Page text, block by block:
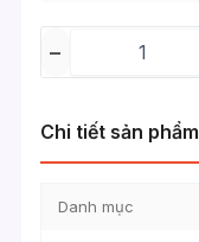
−
Chi tiết sản phẩm
Danh mục